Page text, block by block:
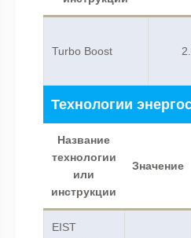
Turbo Boost
Технологии
Название
технологии
или
инструкции
Значение
EIST